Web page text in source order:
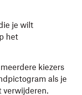
je wilt
het
kiezers
als je
verwijderen.